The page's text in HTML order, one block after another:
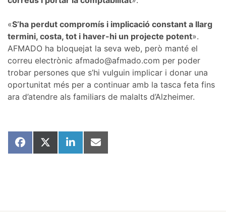
«S’ha perdut compromís i implicació constant a llarg
termini, costa, tot i haver-hi un projecte potent».
AFMADO ha bloquejat la seva web, però manté el
correu electrònic afmado@afmado.com per poder
trobar persones que s’hi vulguin implicar i donar una
oportunitat més per a continuar amb la tasca feta fins
ara d’atendre als familiars de malalts d’Alzheimer.
Share
on
Share
on
Share
on
Share
on